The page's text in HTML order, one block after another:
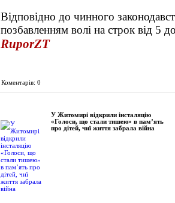
Відповідно до чинного
позбавленням волі на строк від 5
RuporZT
Коментарів: 0
У Житомирі відкрили інсталяцію
«Голоси, що стали тишею» в пам’ять
про дітей, чиї життя забрала війна